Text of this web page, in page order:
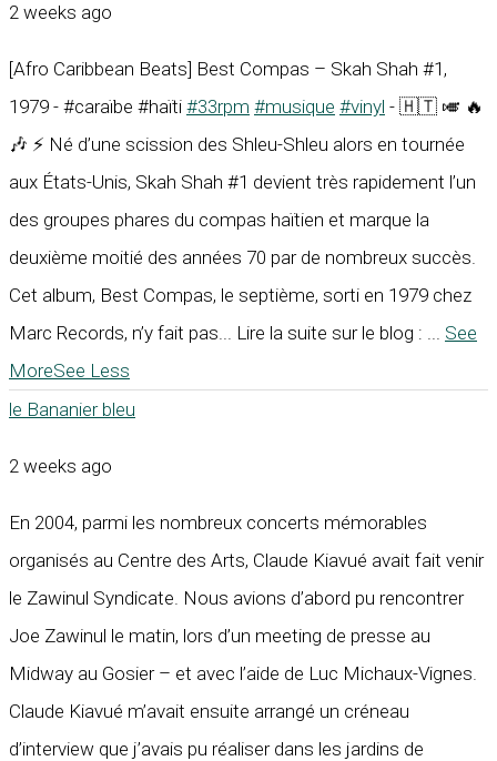
2 weeks ago
[Afro Caribbean Beats] Best Compas – Skah Shah #1,
1979 - #caraïbe #haïti #33rpm #musique #vinyl - 🇭🇹 🎺 🔥
🎶 ⚡ Né d’une scission des Shleu-Shleu alors en tournée
aux États-Unis, Skah Shah #1 devient très rapidement l’un
des groupes phares du compas haïtien et marque la
deuxième moitié des années 70 par de nombreux succès.
Cet album, Best Compas, le septième, sorti en 1979 chez
Marc Records, n’y fait pas... Lire la suite sur le blog : ... See
MoreSee Less
le Bananier bleu
2 weeks ago
En 2004, parmi les nombreux concerts mémorables
organisés au Centre des Arts, Claude Kiavué avait fait venir
le Zawinul Syndicate. Nous avions d’abord pu rencontrer
Joe Zawinul le matin, lors d’un meeting de presse au
Midway au Gosier – et avec l’aide de Luc Michaux-Vignes.
Claude Kiavué m’avait ensuite arrangé un créneau
d’interview que j’avais pu réaliser dans les jardins de